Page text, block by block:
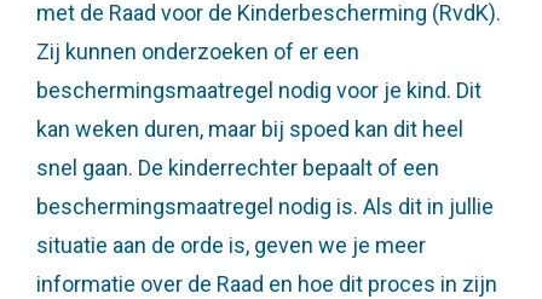
met de Raad voor de Kinderbescherming (RvdK).
Zij kunnen onderzoeken of er een
beschermingsmaatregel nodig voor je kind. Dit
kan weken duren, maar bij spoed kan dit heel
snel gaan. De kinderrechter bepaalt of een
beschermingsmaatregel nodig is. Als dit in jullie
situatie aan de orde is, geven we je meer
informatie over de Raad en hoe dit proces in zijn